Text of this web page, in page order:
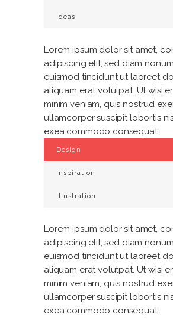
Ideas
Lorem ipsum dolor sit amet,
adipiscing elit, sed diam
euismod tincidunt ut laoreet
aliquam erat volutpat. Ut wisi
minim veniam, quis nostrud
ullamcorper suscipit lobortis
exea commodo consequat.
Design
Inspiration
Illustration
Lorem ipsum dolor sit amet,
adipiscing elit, sed diam
euismod tincidunt ut laoreet
aliquam erat volutpat. Ut wisi
minim veniam, quis nostrud
ullamcorper suscipit lobortis
exea commodo consequat.